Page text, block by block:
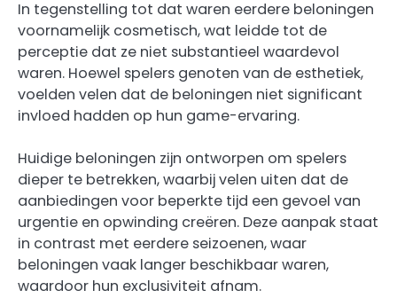
In tegenstelling tot dat waren eerdere beloningen
voornamelijk cosmetisch, wat leidde tot de
perceptie dat ze niet substantieel waardevol
waren. Hoewel spelers genoten van de esthetiek,
voelden velen dat de beloningen niet significant
invloed hadden op hun game-ervaring.
Huidige beloningen zijn ontworpen om spelers
dieper te betrekken, waarbij velen uiten dat de
aanbiedingen voor beperkte tijd een gevoel van
urgentie en opwinding creëren. Deze aanpak staat
in contrast met eerdere seizoenen, waar
beloningen vaak langer beschikbaar waren,
waardoor hun exclusiviteit afnam.